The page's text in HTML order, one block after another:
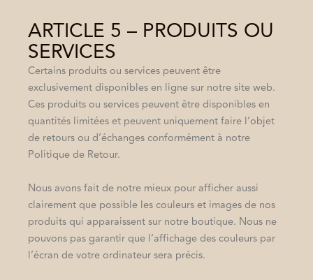
ARTICLE 5 – PRODUITS OU
SERVICES
Certains produits ou services peuvent être
exclusivement disponibles en ligne sur notre site web.
Ces produits ou services peuvent être disponibles en
quantités limitées et peuvent uniquement faire l’objet
de retours ou d’échanges conformément à notre
Politique de Retour.
Nous avons fait de notre mieux pour afficher aussi
clairement que possible les couleurs et images de nos
produits qui apparaissent sur notre boutique. Nous ne
pouvons pas garantir que l’affichage des couleurs par
l’écran de votre ordinateur sera précis.